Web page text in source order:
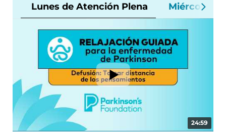
Lunes de Atención Plena Miércoles
24:59